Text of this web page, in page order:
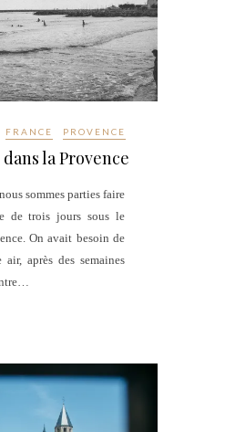
FRANCE PROVENCE
la Provence
sommes parties faire
de trois jours sous le
On avait besoin de
après des semaines